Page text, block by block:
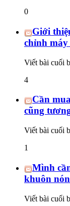
0
Giới
chỉnh máy
Viết bài cuối
4
Cần
cũng
Viết bài cuối
1
Mình
khuôn
Viết bài cuối